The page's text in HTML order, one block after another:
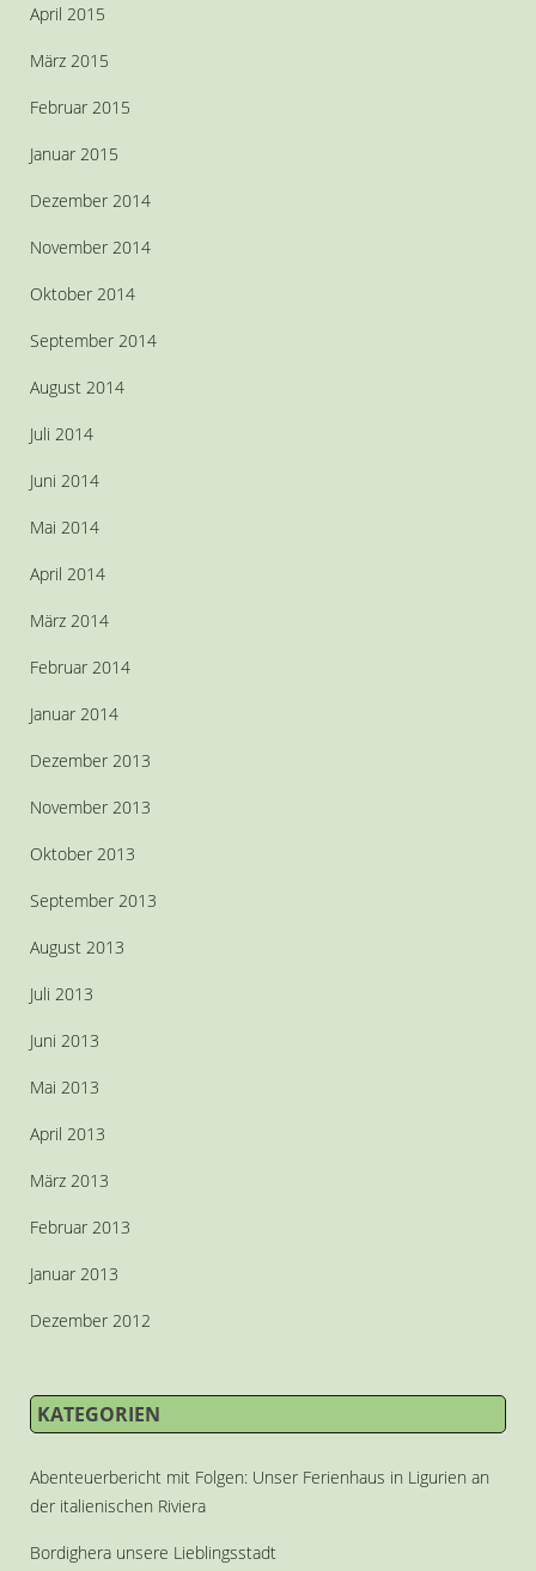
April 2015
März 2015
Februar 2015
Januar 2015
Dezember 2014
November 2014
Oktober 2014
September 2014
August 2014
Juli 2014
Juni 2014
Mai 2014
April 2014
März 2014
Februar 2014
Januar 2014
Dezember 2013
November 2013
Oktober 2013
September 2013
August 2013
Juli 2013
Juni 2013
Mai 2013
April 2013
März 2013
Februar 2013
Januar 2013
Dezember 2012
KATEGORIEN
Abenteuerbericht mit Folgen: Unser Ferienhaus in Ligurien an
der italienischen Riviera
Bordighera unsere Lieblingsstadt